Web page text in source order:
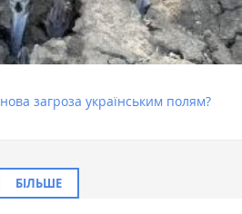
загроза українським полям?
БІЛЬШЕ